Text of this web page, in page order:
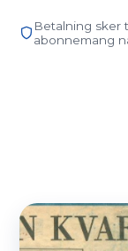
Betalning sker
abonnemang